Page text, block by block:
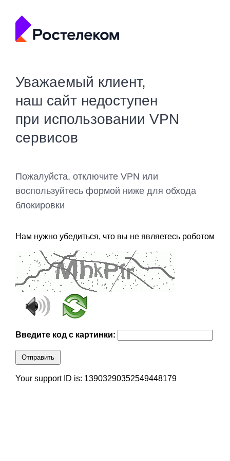
Уважаемый клиент,
наш сайт недоступен
при использовании VPN
сервисов
Пожалуйста, отключите VPN или
воспользуйтесь формой ниже для обхода
блокировки
Нам нужно убедиться, что вы не являетесь роботом
Введите код с картинки:
Отправить
Your support ID is: 13903290352549448179